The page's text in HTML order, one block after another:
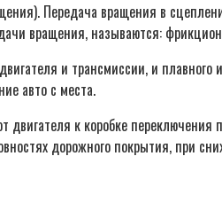
Передача вращения в
вращения, называются:
и трансмиссии, и
авто с места.
к коробке
дорожного покрытия, при